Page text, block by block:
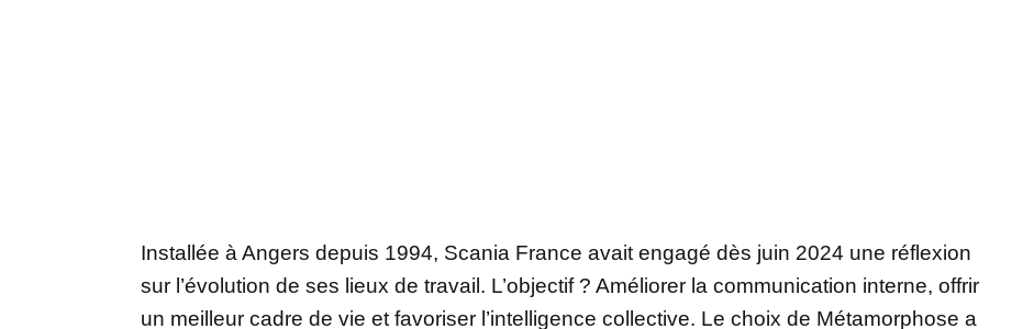
Installée à Angers depuis 1994, Scania France avait engagé dès juin 2024 une réflexion
sur l’évolution de ses lieux de travail. L’objectif ? Améliorer la communication interne, offrir
un meilleur cadre de vie et favoriser l’intelligence collective. Le choix de Métamorphose a